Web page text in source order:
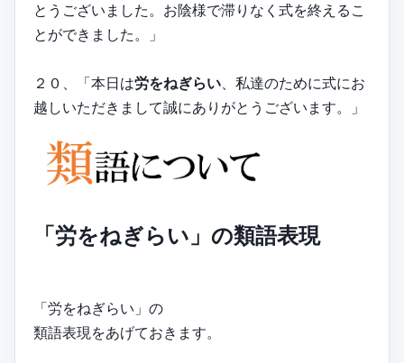
とうございました。お陰様で滞りなく式を終えるこ
とができました。」
２０、「本日は労をねぎらい、私達のために式にお
越しいただきまして誠にありがとうございます。」
「労をねぎらい」の類語表現
「労をねぎらい」の
類語表現をあげておきます。